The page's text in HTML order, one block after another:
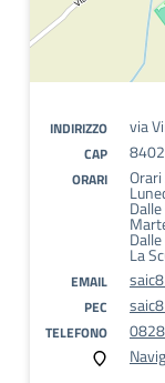
INDIRIZZO via
CAP
ORARI
La
EMAIL
PEC
TELEFONO